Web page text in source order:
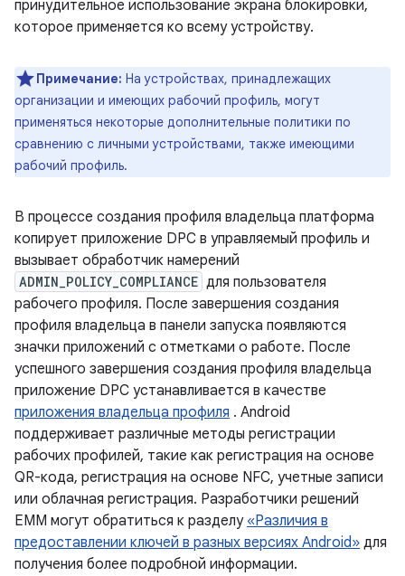
принудительное использование экрана блокировки,
которое применяется ко всему устройству.
Примечание: На устройствах, принадлежащих
организации и имеющих рабочий профиль, могут
применяться некоторые дополнительные политики по
сравнению с личными устройствами, также имеющими
рабочий профиль.
В процессе создания профиля владельца платформа
копирует приложение DPC в управляемый профиль и
вызывает обработчик намерений
ADMIN_POLICY_COMPLIANCE для пользователя
рабочего профиля. После завершения создания
профиля владельца в панели запуска появляются
значки приложений с отметками о работе. После
успешного завершения создания профиля владельца
приложение DPC устанавливается в качестве
приложения владельца профиля . Android
поддерживает различные методы регистрации
рабочих профилей, такие как регистрация на основе
QR-кода, регистрация на основе NFC, учетные записи
или облачная регистрация. Разработчики решений
EMM могут обратиться к разделу «Различия в
предоставлении ключей в разных версиях Android» для
получения более подробной информации.